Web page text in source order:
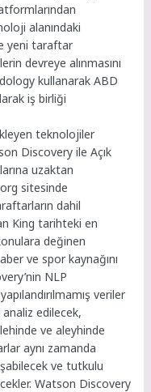
alanındaki
yeni taraftar
devreye alınmasını
kullanarak ABD
iş birliği
teknolojiler
Discovery ile Açık
uzaktan
sitesinde
dahil
King tarihteki en
değinen
ve spor kaynağını
NLP
veriler
edilecek,
ve aleyhinde
aynı zamanda
ve tutkulu
Watson Discovery